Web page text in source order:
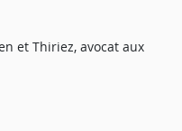
et Thiriez, avocat aux